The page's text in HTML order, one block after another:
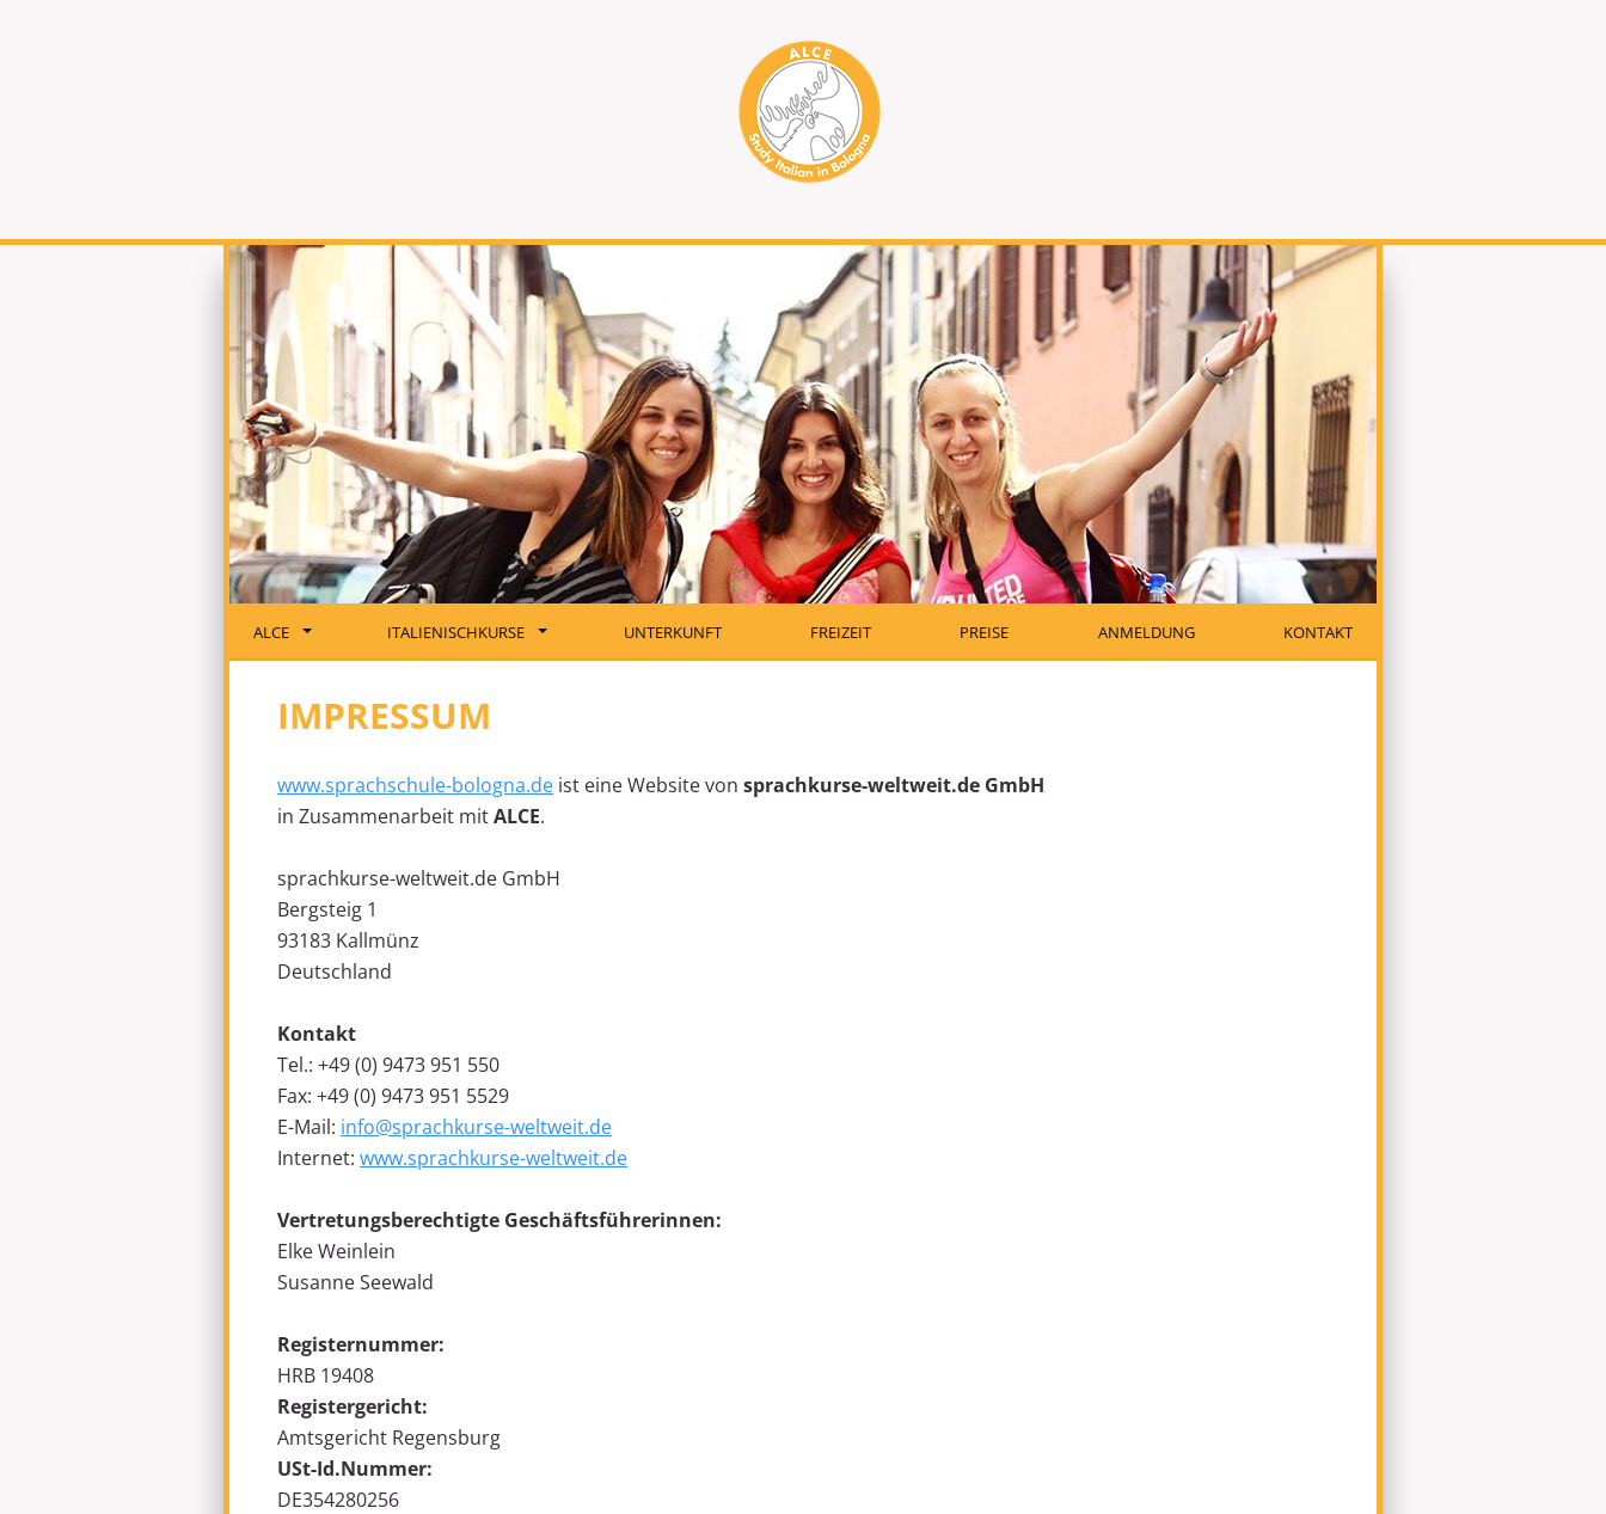
ALCE ITALIENISCHKURSE UNTERKUNFT FREIZEIT PREISE ANMELDUNG KONTAKT
IMPRESSUM
www.sprachschule-bologna.de ist eine Website von sprachkurse-weltweit.de GmbH
in Zusammenarbeit mitALCE.
sprachkurse-weltweit.de GmbH
Bergsteig 1
93183 Kallmünz
Deutschland
Kontakt
Tel.: +49 (0) 9473 951 550
Fax: +49 (0) 9473 951 5529
E-Mail: info@sprachkurse-weltweit.de
Internet: www.sprachkurse-weltweit.de
Vertretungsberechtigte Geschäftsführerinnen:
Elke Weinlein
Susanne Seewald
Registernummer:
HRB 19408
Registergericht:
Amtsgericht Regensburg
USt-Id.Nummer:
DE354280256